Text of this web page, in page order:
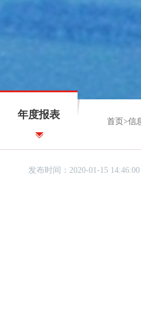
年度报表
首页 >信
发布时间：2020-01-15 14:46:00